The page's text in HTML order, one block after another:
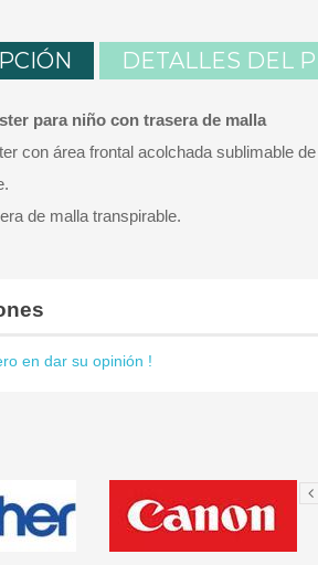
DETALLES DEL
para niño con trasera de malla
con área frontal acolchada sublimable
de malla transpirable.
en dar su opinión !